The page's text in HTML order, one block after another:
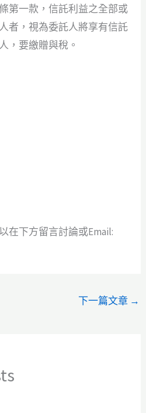
第一款，信託利益之全部或
者，視為委託人將享有信託
，要繳贈與稅。
在下方留言討論或Email:
下一篇文章 →